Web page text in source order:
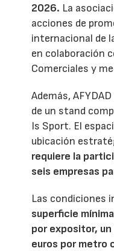
2026. La
acciones de
internacional de
en colaboración
Comerciales y
Además,
de un stand
Is Sport. El
ubicación
requiere la
seis empresas
Las condiciones
superficie
por expositor, un
euros por metro